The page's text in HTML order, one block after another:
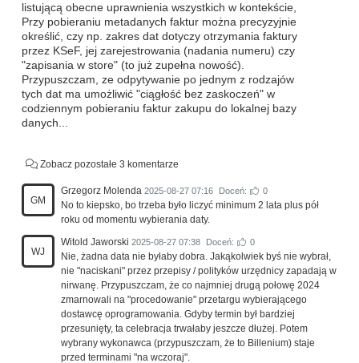
listującą obecne uprawnienia wszystkich w kontekście,
Przy pobieraniu metadanych faktur można precyzyjnie
określić, czy np. zakres dat dotyczy otrzymania faktury
przez KSeF, jej zarejestrowania (nadania numeru) czy
"zapisania w store" (to już zupełna nowość).
Przypuszczam, ze odpytywanie po jednym z rodzajów
tych dat ma umożliwić "ciągłość bez zaskoczeń" w
codziennym pobieraniu faktur zakupu do lokalnej bazy
danych...
Zobacz pozostałe 3 komentarze
GM
Grzegorz Molenda 2025-08-27 07:16 Doceń: 0
No to kiepsko, bo trzeba było liczyć minimum 2 lata plus pół
roku od momentu wybierania daty.
WJ
Witold Jaworski 2025-08-27 07:38 Doceń: 0
Nie, żadna data nie byłaby dobra. Jakąkolwiek byś nie wybrał,
nie "naciskani" przez przepisy / polityków urzędnicy zapadają w
nirwanę. Przypuszczam, że co najmniej drugą połowę 2024
zmarnowali na "procedowanie" przetargu wybierającego
dostawcę oprogramowania. Gdyby termin był bardziej
przesunięty, ta celebracja trwałaby jeszcze dłużej. Potem
wybrany wykonawca (przypuszczam, że to Billenium) staje
przed terminami "na wczoraj".